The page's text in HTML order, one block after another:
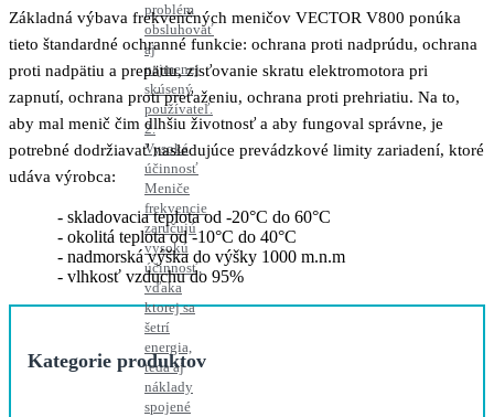
problém
obsluhovať
aj
najmenej
skúsený
používateľ.
2.
Vysoká
účinnosť
Meniče
frekvencie
zaručujú
vysokú
účinnosť,
vďaka
ktorej sa
šetrí
energia,
teda aj
náklady
spojené
Základná výbava frekvenčných meničov VECTOR V800 ponúka
tieto štandardné ochranné funkcie: ochrana proti nadprúdu, ochrana
proti nadpätiu a prepätiu, zisťovanie skratu elektromotora pri
zapnutí, ochrana proti preťaženiu, ochrana proti prehriatiu. Na to,
aby mal menič čim dlhšiu životnosť a aby fungoval správne, je
potrebné dodržiavať nasledujúce prevádzkové limity zariadení, ktoré
udáva výrobca:
skladovacia teplota od -20°C do 60°C
okolitá teplota od -10°C do 40°C
nadmorská výška do výšky 1000 m.n.m
vlhkosť vzduchu do 95%
Kategorie produktov